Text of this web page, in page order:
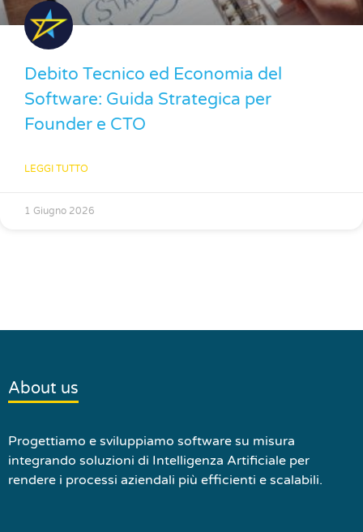
Debito Tecnico ed Economia del
Software: Guida Strategica per
Founder e CTO
LEGGI TUTTO
1 Giugno 2026
About us
Progettiamo e sviluppiamo software su misura
integrando soluzioni di Intelligenza Artificiale per
rendere i processi aziendali più efficienti e scalabili.